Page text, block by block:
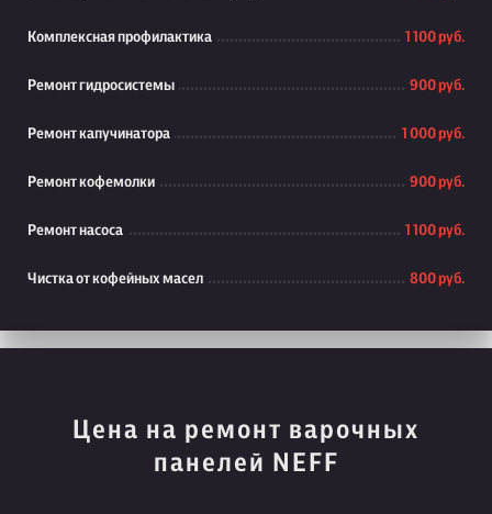
Комплексная профилактика 1 100 руб.
Ремонт гидросистемы 900 руб.
Ремонт капучинатора 1 000 руб.
Ремонт кофемолки 900 руб.
Ремонт насоса 1 100 руб.
Чистка от кофейных масел 800 руб.
Цена на ремонт варочных
панелей NEFF